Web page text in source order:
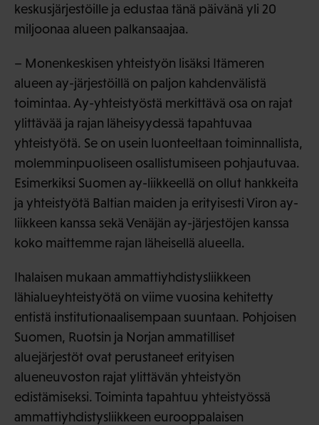
keskusjärjestöille ja edustaa tänä päivänä yli 20
miljoonaa alueen palkansaajaa.
– Monenkeskisen yhteistyön lisäksi Itämeren
alueen ay-järjestöillä on paljon kahdenvälistä
toimintaa. Ay-yhteistyöstä merkittävä osa on rajat
ylittävää ja rajan läheisyydessä tapahtuvaa
yhteistyötä. Se on usein luonteeltaan toiminnallista,
molemminpuoliseen osallistumiseen pohjautuvaa.
Esimerkiksi Suomen ay-liikkeellä on ollut hankkeita
ja yhteistyötä Baltian maiden ja erityisesti Viron ay-
liikkeen kanssa sekä Venäjän ay-järjestöjen kanssa
koko maittemme rajan läheisellä alueella.
Ihalaisen mukaan ammattiyhdistysliikkeen
lähialueyhteistyötä on viime vuosina kehitetty
entistä institutionaalisempaan suuntaan. Pohjoisen
Suomen, Ruotsin ja Norjan ammatilliset
aluejärjestöt ovat perustaneet erityisen
alueneuvoston rajat ylittävän yhteistyön
edistämiseksi. Toiminta tapahtuu yhteistyössä
ammattiyhdistysliikkeen eurooppalaisen